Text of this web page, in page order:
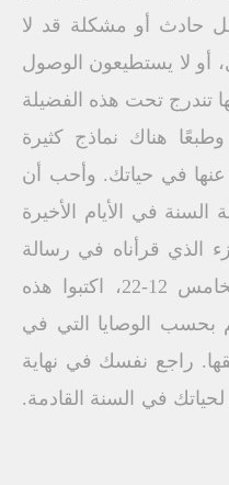
حادث أو مشكلة قد لا
أو لا يستطيعون الوصول
تندرج تحت هذه الفضيلة
هناك نماذج كثيرة
في حياتك. وأحب أن
السنة في الأيام الأخيرة
الذي قرأناه في رسالة
تسالونيكي الأولى الأصحاح الخامس 12-22، اكتبوا هذه
بحسب الوصايا التي في
راجع نفسك في نهاية
في السنة القادمة.